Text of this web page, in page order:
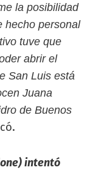
la posibilidad
hecho personal
tuve que
abrir el
San Luis está
Juana
de Buenos
intentó